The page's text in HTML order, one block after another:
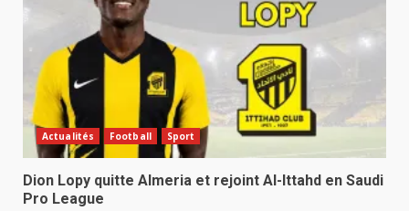
Actualités Football Sport
Dion Lopy quitte Almeria et rejoint Al-Ittahd en Saudi
Pro League